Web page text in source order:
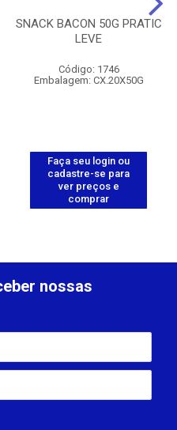
SNACK BACON 50G PRATIC
LEVE
Código: 1746
Embalagem: CX.20X50G
Faça seu login ou
cadastre-se para
ver preços e
comprar
nossas